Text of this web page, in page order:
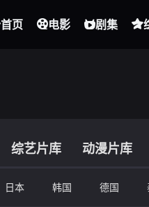
首页 电影 剧集
综艺片库 动漫片库
日本 韩国 德国